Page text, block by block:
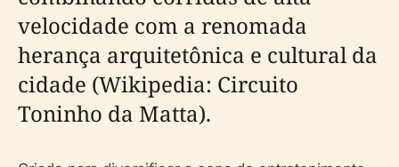
velocidade com a renomada
herança arquitetônica e cultural da
cidade (Wikipedia: Circuito
Toninho da Matta).